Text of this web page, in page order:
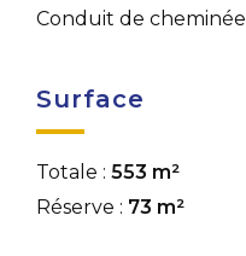
Conduit de cheminée
Surface
Totale : 553 m²
Réserve : 73 m²